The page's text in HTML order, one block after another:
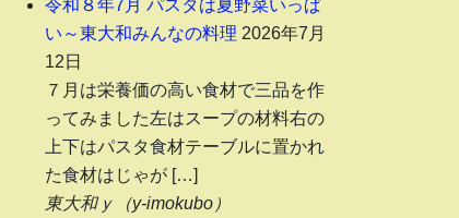
令和８年7月 パスタは夏野菜いっぱ
い～東大和みんなの料理 2026年7月
12日
７月は栄養価の高い食材で三品を作
ってみました左はスープの材料右の
上下はパスタ食材テーブルに置かれ
た食材はじゃが […]
東大和ｙ（y-imokubo）